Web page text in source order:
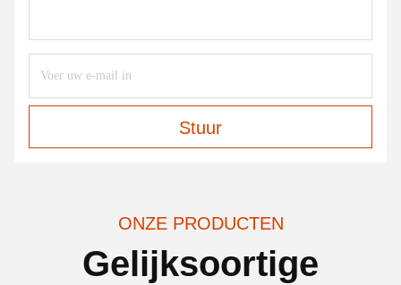
Stuur
ONZE PRODUCTEN
Gelijksoortige